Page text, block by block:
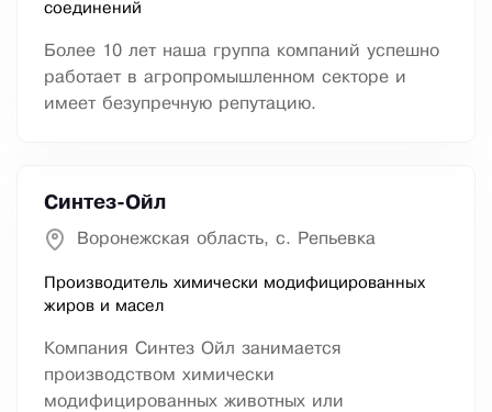
соединений
Более 10 лет наша группа компаний успешно
работает в агропромышленном секторе и
имеет безупречную репутацию.
Синтез-Ойл
Воронежская область, с. Репьевка
Производитель химически модифицированных
жиров и масел
Компания Синтез Ойл занимается
производством химически
модифицированных животных или